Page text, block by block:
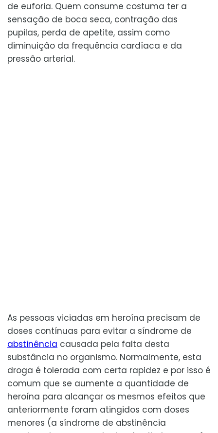
de euforia. Quem consume costuma ter a
sensação de boca seca, contração das
pupilas, perda de apetite, assim como
diminuição da frequência cardíaca e da
pressão arterial.
As pessoas viciadas em heroína precisam de
doses contínuas para evitar a síndrome de
abstinência causada pela falta desta
substância no organismo. Normalmente, esta
droga é tolerada com certa rapidez e por isso é
comum que se aumente a quantidade de
heroína para alcançar os mesmos efeitos que
anteriormente foram atingidos com doses
menores (a síndrome de abstinência